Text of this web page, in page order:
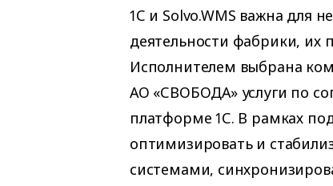
1С и Solvo.WMS важна для
деятельности фабрики, их
Исполнителем выбрана
АО «СВОБОДА» услуги по
платформе 1С. В рамках
оптимизировать и
системами,